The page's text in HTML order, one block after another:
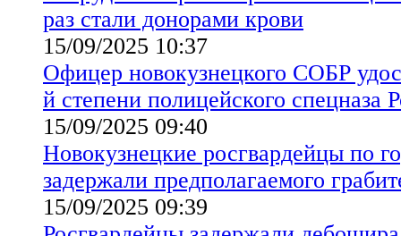
раз стали донорами крови
15/09/2025 10:37
Офицер новокузнецкого СОБР
й степени полицейского спецназа
15/09/2025 09:40
Новокузнецкие росгвардейцы по
задержали предполагаемого
15/09/2025 09:39